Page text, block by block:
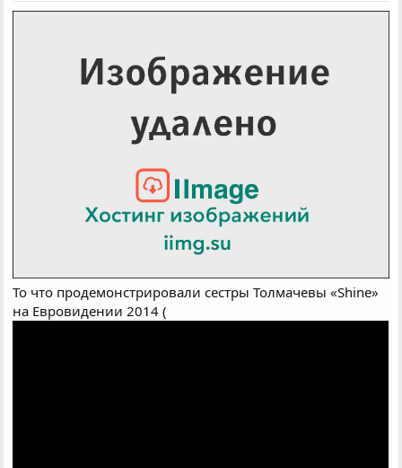
То что продемонстрировали сестры Толмачевы «Shine»
на Евровидении 2014 (